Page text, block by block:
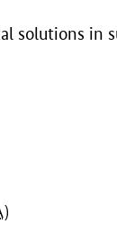
solutions in
)